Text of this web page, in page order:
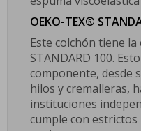
OEKO-TEX®
Este colchón tiene
STANDARD 100.
componente, desde
hilos y cremalleras,
instituciones
cumple con